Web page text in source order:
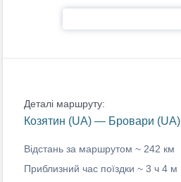
Деталі маршруту:
Козятин (UA) — Бровари (UA)
Відстань за маршрутом ~ 242 км
Приблизний час поїздки ~ 3 ч 4 м